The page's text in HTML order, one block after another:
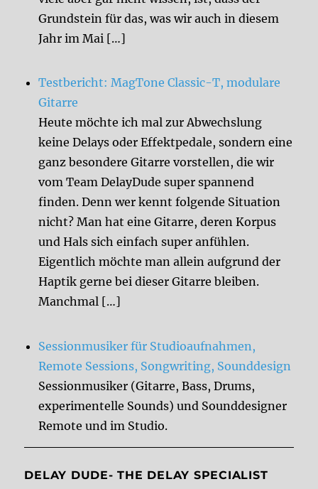
Grundstein für das, was wir auch in diesem
Jahr im Mai […]
Testbericht: MagTone Classic-T, modulare
Gitarre
Heute möchte ich mal zur Abwechslung
keine Delays oder Effektpedale, sondern eine
ganz besondere Gitarre vorstellen, die wir
vom Team DelayDude super spannend
finden. Denn wer kennt folgende Situation
nicht? Man hat eine Gitarre, deren Korpus
und Hals sich einfach super anfühlen.
Eigentlich möchte man allein aufgrund der
Haptik gerne bei dieser Gitarre bleiben.
Manchmal […]
Sessionmusiker für Studioaufnahmen,
Remote Sessions, Songwriting, Sounddesign
Sessionmusiker (Gitarre, Bass, Drums,
experimentelle Sounds) und Sounddesigner
Remote und im Studio.
DELAY DUDE- THE DELAY SPECIALIST